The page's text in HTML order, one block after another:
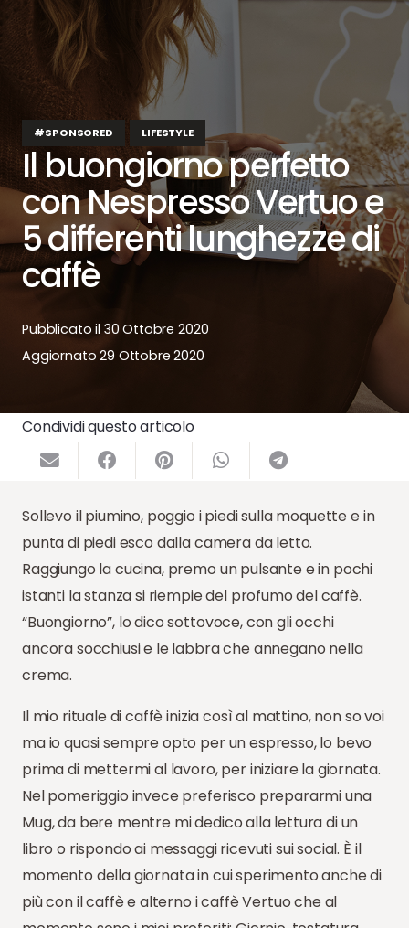
#SPONSORED LIFESTYLE
Il buongiorno perfetto
con Nespresso Vertuo e
5 differenti lunghezze di
caffè
Pubblicato il 30 Ottobre 2020
Aggiornato29 Ottobre 2020
Condividi questo articolo
Sollevo il piumino, poggio i piedi sulla moquette e in
punta di piedi esco dalla camera da letto.
Raggiungo la cucina, premo un pulsante e in pochi
istanti la stanza si riempie del profumo del caffè.
“Buongiorno”, lo dico sottovoce, con gli occhi
ancora socchiusi e le labbra che annegano nella
crema.
Il mio rituale di caffè inizia così al mattino, non so voi
ma io quasi sempre opto per un espresso, lo bevo
prima di mettermi al lavoro, per iniziare la giornata.
Nel pomeriggio invece preferisco prepararmi una
Mug, da bere mentre mi dedico alla lettura di un
libro o rispondo ai messaggi ricevuti sui social. È il
momento della giornata in cui sperimento anche di
più con il caffè e alterno i caffè Vertuo che al